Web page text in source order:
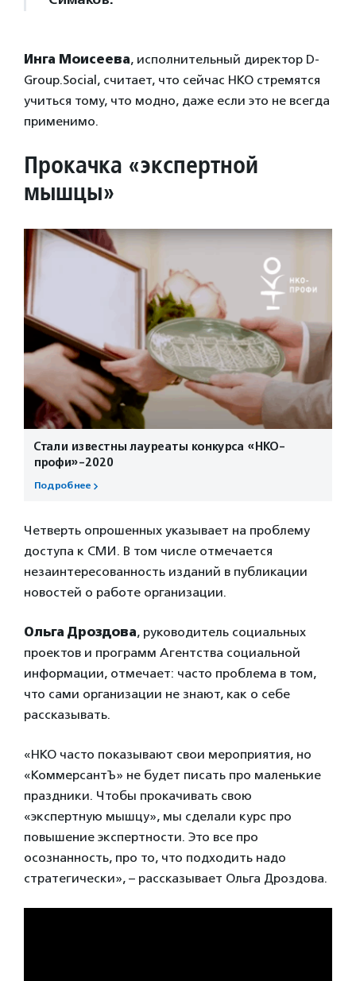
Инга Моисеева, исполнительный директор D-
Group.Social, считает, что сейчас НКО стремятся
учиться тому, что модно, даже если это не всегда
применимо.
Прокачка «экспертной
мышцы»
Стали известны лауреаты конкурса «НКО-
профи»-2020
Подробнее
Четверть опрошенных указывает на проблему
доступа к СМИ. В том числе отмечается
незаинтересованность изданий в публикации
новостей о работе организации.
Ольга Дроздова, руководитель социальных
проектов и программ Агентства социальной
информации, отмечает: часто проблема в том,
что сами организации не знают, как о себе
рассказывать.
«НКО часто показывают свои мероприятия, но
«КоммерсантЪ» не будет писать про маленькие
праздники. Чтобы прокачивать свою
«экспертную мышцу», мы сделали курс про
повышение экспертности. Это все про
осознанность, про то, что подходить надо
стратегически», – рассказывает Ольга Дроздова.